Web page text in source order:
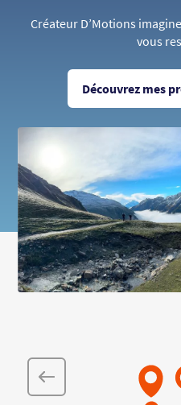
Créateur D’Motions
vous
Découvrez mes